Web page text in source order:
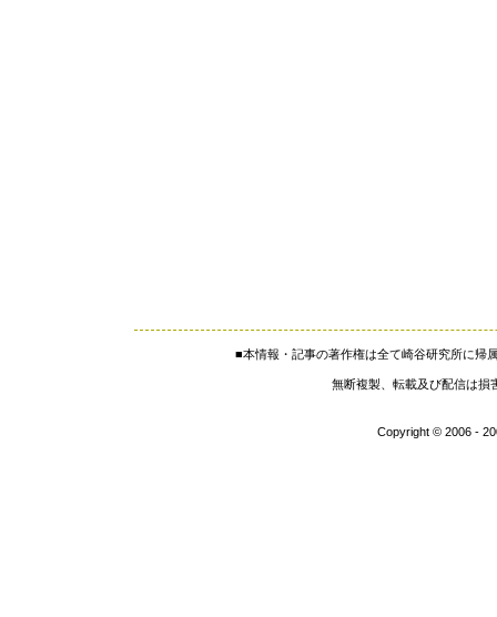
■本情報・記事の著作権は全て崎谷研究所に帰
無断複製、転載及び配信は損
Copyright © 2006 -